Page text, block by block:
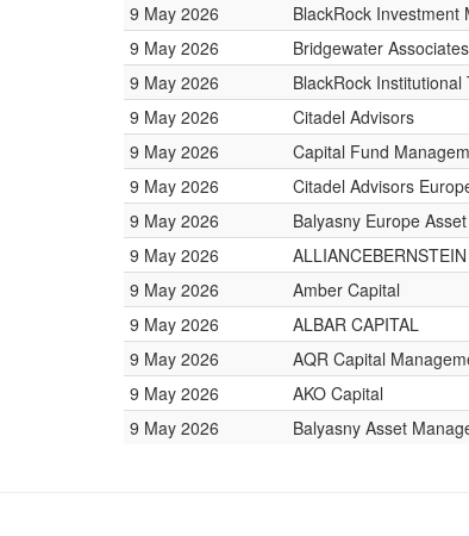
9 May 2026
BlackRock Investment
9 May 2026
Bridgewater Associates
9 May 2026
BlackRock
9 May 2026
Citadel Advisors
9 May 2026
Capital Fund
9 May 2026
Citadel Advisors
9 May 2026
Balyasny Europe
9 May 2026
ALLIANCEBERNSTEIN
9 May 2026
Amber Capital
9 May 2026
ALBAR CAPITAL
9 May 2026
AQR Capital
9 May 2026
AKO Capital
9 May 2026
Balyasny Asset